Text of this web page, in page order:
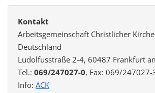
Kontakt
Arbeitsgemeinschaft Christlicher
Deutschland
Ludolfusstraße 2-4, 60487 Frankfurt
Tel.: 069/247027-0, Fax: 069/247027-
Info: ACK